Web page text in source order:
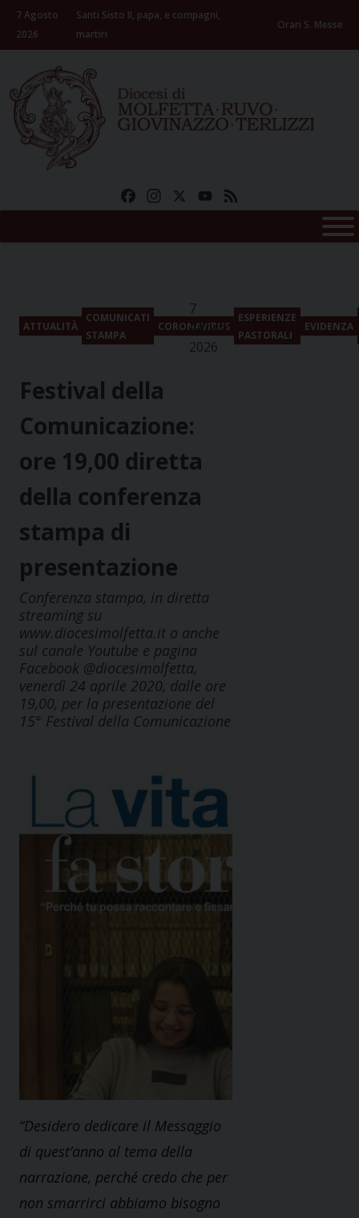
Skip
content
7 Agosto
2026
Santi Sisto II, papa, e compagni,
martiri
Orari S. Messe
FacebookInstagramYouTube
ATTUALITÀ
COMUNICATI
STAMPA
CORONAVIRUS
ESPERIENZE
PASTORALI
EVIDENZA
7
Agosto
2026
Festival della
Comunicazione:
ore 19,00 diretta
della conferenza
stampa di
presentazione
Conferenza stampa, in diretta
streaming su
www.diocesimolfetta.it o anche
sul canale Youtube e pagina
Facebook @diocesimolfetta,
venerdì 24 aprile 2020, dalle ore
19,00, per la presentazione del
15° Festival della Comunicazione
“Desidero dedicare il Messaggio
di quest’anno al tema della
narrazione, perché credo che per
non smarrirci abbiamo bisogno